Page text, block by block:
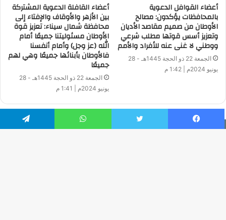
أعضاء القوافل الدعوية
بالمحافظات يؤكدون: مصالح
الأوطان من صميم مقاصد الأديان
وتعزيز أسس قوتها مطلب شرعي
ووطني لا غنى عنه للأفراد والأمم
الجمعة 22 ذو الحجة 1445هـ - 28
يونيو 2024م | 1:42 م
أعضاء القافلة الدعوية المشتركة
بين الأزهر والأوقاف والإفتاء إلى
محافظة شمال سيناء: تعزيز قوة
الأوطان مسئوليتنا جميعًا أمام
الله (عز وجل) وأمام أنفسنا
فالأوطان بأبنائها جميعًا وهي لهم
جميعًا
الجمعة 22 ذو الحجة 1445هـ - 28
يونيو 2024م | 1:41 م
فيسبوك تويتر واتساب تيلقرام